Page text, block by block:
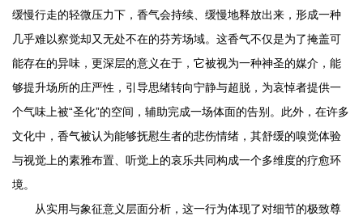
缓慢行走的轻微压力下，香气会持续、缓慢地释放出来，形成一种
几乎难以察觉却又无处不在的芬芳场域。这香气不仅是为了掩盖可
能存在的异味，更深层的意义在于，它被视为一种神圣的媒介，能
够提升场所的庄严性，引导思绪转向宁静与超脱，为哀悼者提供一
个气味上被“圣化”的空间，辅助完成一场体面的告别。此外，在许多
文化中，香气被认为能够抚慰生者的悲伤情绪，其舒缓的嗅觉体验
与视觉上的素雅布置、听觉上的哀乐共同构成一个多维度的疗愈环
境。
从实用与象征意义层面分析，这一行为体现了对细节的极致尊